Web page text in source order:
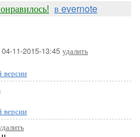
в evernote
04-11-2015-13:45 удалить
версии
версии